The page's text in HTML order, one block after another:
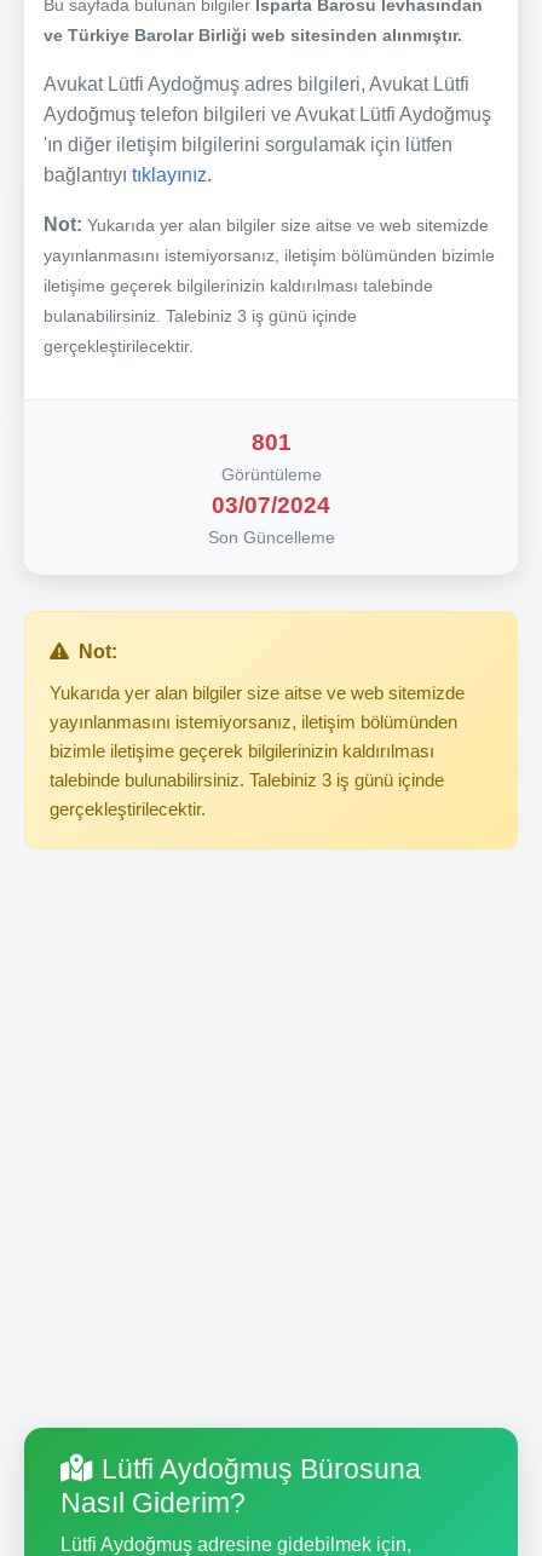
Bu sayfada bulunan bilgiler Isparta Barosu levhasından
ve Türkiye Barolar Birliği web sitesinden alınmıştır.
Avukat Lütfi Aydoğmuş adres bilgileri, Avukat Lütfi
Aydoğmuş telefon bilgileri ve Avukat Lütfi Aydoğmuş
'ın diğer iletişim bilgilerini sorgulamak için lütfen
bağlantıyı tıklayınız.
Not: Yukarıda yer alan bilgiler size aitse ve web sitemizde
yayınlanmasını istemiyorsanız, iletişim bölümünden bizimle
iletişime geçerek bilgilerinizin kaldırılması talebinde
bulanabilirsiniz. Talebiniz 3 iş günü içinde
gerçekleştirilecektir.
801
Görüntüleme
03/07/2024
Son Güncelleme
Not:
Yukarıda yer alan bilgiler size aitse ve web sitemizde
yayınlanmasını istemiyorsanız, iletişim bölümünden
bizimle iletişime geçerek bilgilerinizin kaldırılması
talebinde bulunabilirsiniz. Talebiniz 3 iş günü içinde
gerçekleştirilecektir.
Lütfi Aydoğmuş Bürosuna
Nasıl Giderim?
Lütfi Aydoğmuş adresine gidebilmek için,